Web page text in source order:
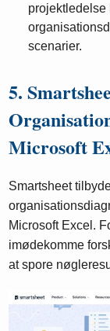
scenarier.
5.
Microsoft
Smartsheet
Microsoft Excel.
imødekomme
at spore